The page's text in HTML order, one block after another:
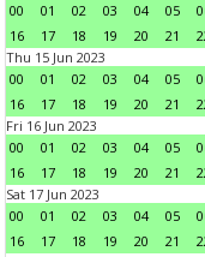
00
01 02 03 04 05
16
17 18 19 20 21
Thu 15 Jun 2023
00
01 02 03 04 05
16
17 18 19 20 21
Fri 16 Jun 2023
00
01 02 03 04 05
16
17 18 19 20 21
Sat 17 Jun 2023
00
01 02 03 04 05
16
17 18 19 20 21